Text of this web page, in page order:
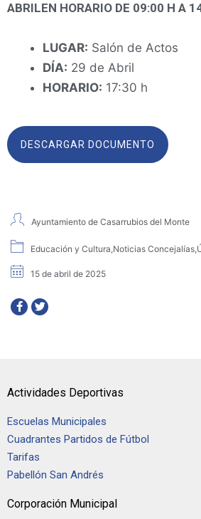
ABRILEN HORARIO DE 09:00 H A
LUGAR: Salón de Actos
DÍA: 29 de Abril
HORARIO: 17:30 h
DESCARGAR DOCUMENTO
Ayuntamiento de Casarrubios del Monte
Educación y Cultura,Noticias Concejalías,
15 de abril de 2025
Actividades Deportivas
Escuelas Municipales
Cuadrantes Partidos de Fútbol
Tarifas
Pabellón San Andrés
Corporación Municipal